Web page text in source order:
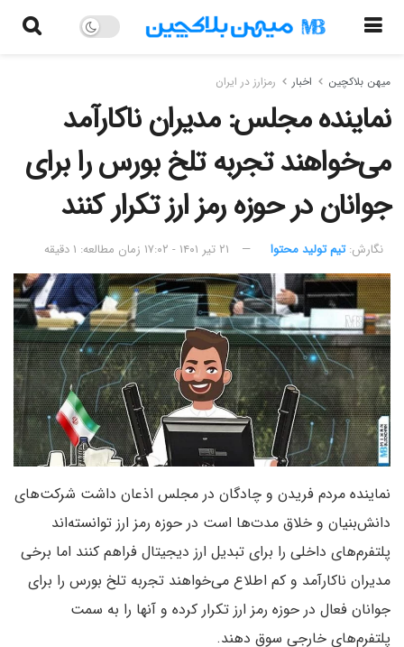
میهن بلاکچین اخبار رمزارز در ایران
نماینده مجلس: مدیران ناکارآمد
می‌خواهند تجربه تلخ بورس را برای
جوانان در حوزه رمز ارز تکرار کنند
نگارش:‌ تیم تولید محتوا ۲۱ تیر ۱۴۰۱ - ۱۷:۰۲ زمان مطالعه: ۱ دقیقه
نماینده مردم فریدن و چادگان در مجلس اذعان داشت شرکت‌های
دانش‌بنیان و خلاق مدت‌ها است در حوزه رمز ارز توانسته‌اند
پلتفرم‌های داخلی را برای تبدیل ارز دیجیتال فراهم کنند اما برخی
مدیران ناکارآمد و کم اطلاع می‌خواهند تجربه تلخ بورس را برای
جوانان فعال در حوزه رمز ارز تکرار کرده و آنها را به سمت
پلتفرم‌های خارجی سوق دهند.